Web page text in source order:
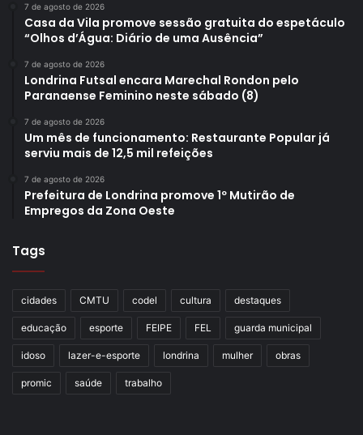
7 de agosto de 2026
Casa da Vila promove sessão gratuita do espetáculo
“Olhos d’Água: Diário de uma Ausência”
7 de agosto de 2026
Londrina Futsal encara Marechal Rondon pelo
Paranaense Feminino neste sábado (8)
7 de agosto de 2026
Um mês de funcionamento: Restaurante Popular já
serviu mais de 12,5 mil refeições
7 de agosto de 2026
Prefeitura de Londrina promove 1º Mutirão de
Empregos da Zona Oeste
Tags
cidades CMTU codel cultura destaques
educação esporte FEIPE FEL guarda municipal
idoso lazer-e-esporte londrina mulher obras
promic saúde trabalho